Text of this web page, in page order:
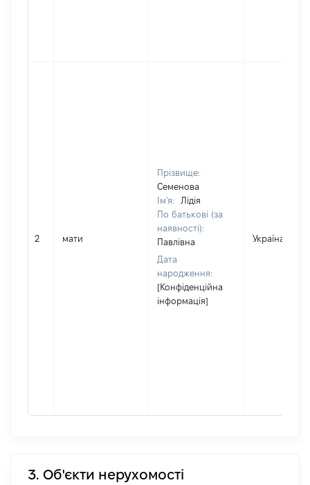
2 мати
Прізвище:
Семенова
Ім'я:
Лідія
По батькові (за
наявності):
Павлівна
Дата
народження:
[Конфіденційна
інформація]
Україна
3. Об'єкти нерухомості